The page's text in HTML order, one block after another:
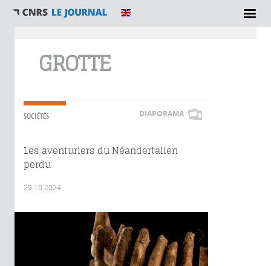
GROTTE
SOCIÉTÉS DIAPORAMA
Les aventuriers du Néandertalien
perdu
29.10.2024